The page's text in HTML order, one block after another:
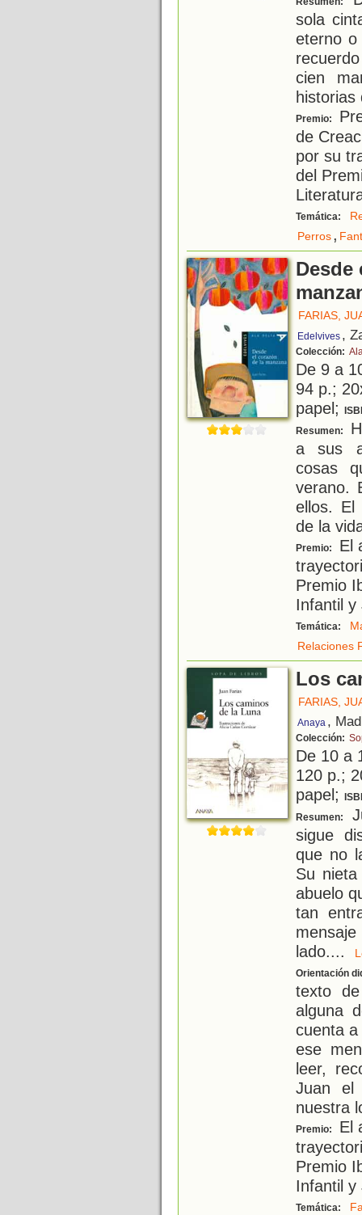
sola
eterno o
cien
historias
Premio:
de
por su
del
Temática:
Perros,
FARIAS,
Edelvives ,
Colección:
De 9 a
94 p.;
papel;
Resumen:
a sus
cosas
verano.
ellos. El
de la
Premio:
El
Premio
Infantil y
Temática:
Relaciones
Los
FARIAS,
Anaya ,
Colección:
De 10 a
120 p.;
papel;
Resumen:
sigue
que no
Su
abuelo
tan
lado....
Orientación
texto
alguna
cuenta
ese
leer,
Juan el
nuestra
Premio:
El
Premio
Infantil y
Temática: